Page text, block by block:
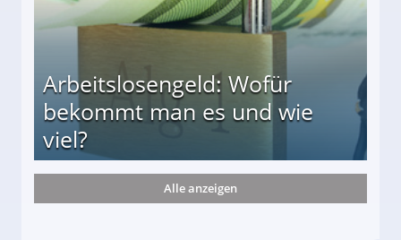
Arbeitslosengeld: Wofür
bekommt man es und wie
viel?
und wie viel?
Alle anzeigen